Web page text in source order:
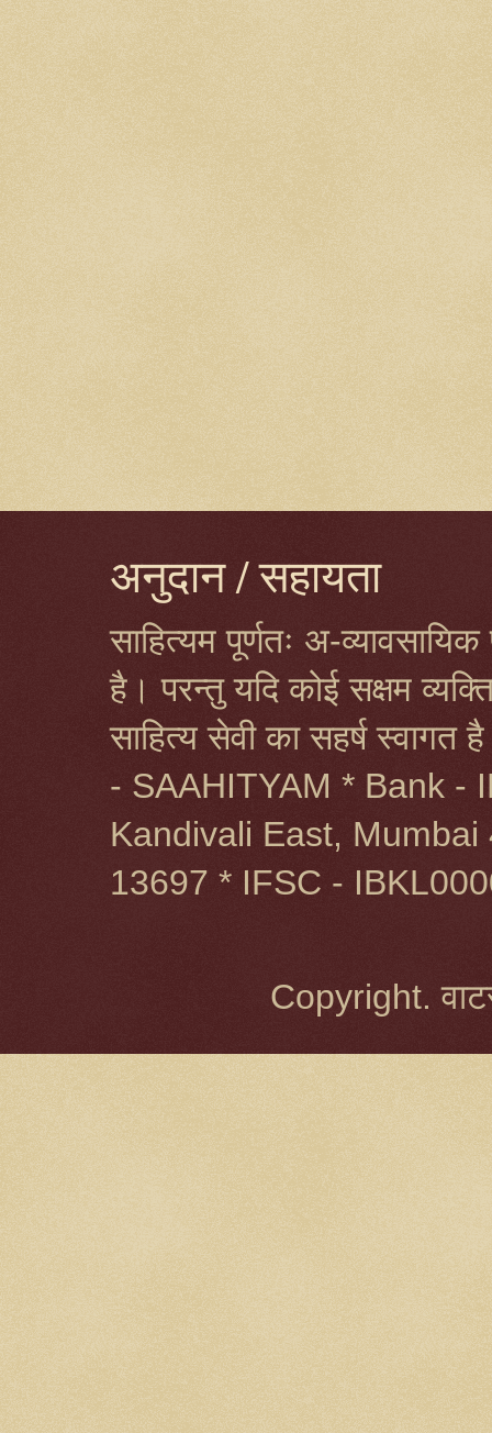
अनुदान / सहायता
साहित्यम पूर्णतः अ-
है। परन्तु यदि कोई सक्षम
साहित्य सेवी का सहर्ष
- SAAHITYAM * Bank -
Kandivali East,
13697 * IFSC -
Copyright.